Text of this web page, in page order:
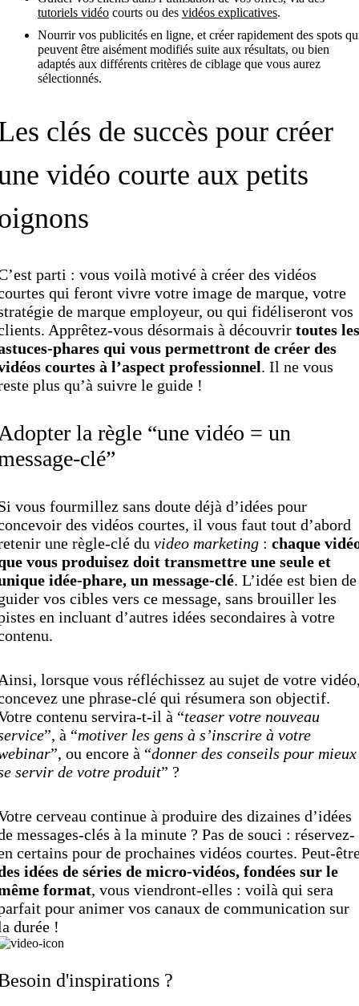
tutoriels vidéo courts ou des vidéos explicatives.
Nourrir vos publicités en ligne, et créer rapidement des spots
peuvent être aisément modifiés suite aux résultats, ou bien
adaptés aux différents critères de ciblage que vous aurez
sélectionnés.
clés de succès pour créer
vidéo courte aux petits
parti : vous voilà motivé à créer des vidéos
qui feront vivre votre image de marque, votre
de marque employeur, ou qui fidéliseront vos
Apprêtez-vous désormais à découvrir toutes les
phares qui vous permettront de créer des
courtes à l’aspect professionnel. Il ne vous
plus qu’à suivre le guide !
la règle “une vidéo = un
clé”
vous fourmillez sans doute déjà d’idées pour
des vidéos courtes, il vous faut tout d’abord
une règle-clé du video marketing : chaque
vous produisez doit transmettre une seule et
idée-phare, un message-clé. L’idée est bien de
vos cibles vers ce message, sans brouiller les
en incluant d’autres idées secondaires à votre
lorsque vous réfléchissez au sujet de votre
une phrase-clé qui résumera son objectif.
contenu servira-t-il à “teaser votre nouveau
”, à “motiver les gens à s’inscrire à votre
”, ou encore à “donner des conseils pour mieux
servir de votre produit” ?
cerveau continue à produire des dizaines d’idées
messages-clés à la minute ? Pas de souci : réservez-
certains pour de prochaines vidéos courtes. Peut-
idées de séries de micro-vidéos, fondées sur le
format, vous viendront-elles : voilà qui sera
pour animer vos canaux de communication sur
durée !
d'inspirations ?